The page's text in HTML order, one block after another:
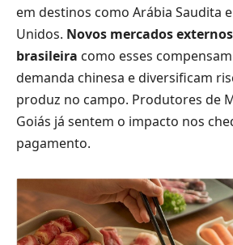
em destinos como Arábia Saudita
Unidos. Novos mercados
brasileira como esses
demanda chinesa e diversificam
produz no campo. Produtores de
Goiás já sentem o impacto nos
pagamento.